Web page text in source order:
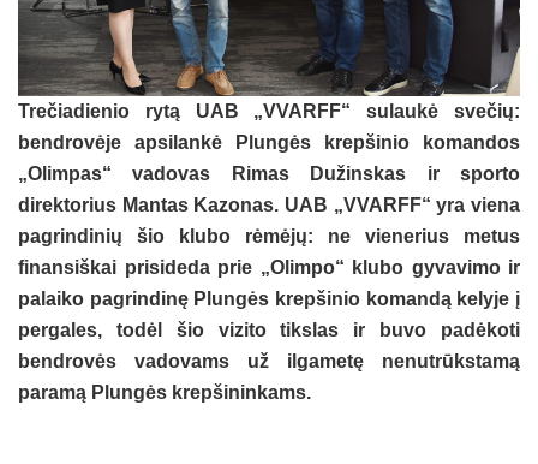
Trečiadienio rytą UAB „VVARFF“ sulaukė svečių:
bendrovėje apsilankė Plungės krepšinio komandos
„Olimpas“ vadovas Rimas Dužinskas ir sporto
direktorius Mantas Kazonas. UAB „VVARFF“ yra viena
pagrindinių šio klubo rėmėjų: ne vienerius metus
finansiškai prisideda prie „Olimpo“ klubo gyvavimo ir
palaiko pagrindinę Plungės krepšinio komandą kelyje į
pergales, todėl šio vizito tikslas ir buvo padėkoti
bendrovės vadovams už ilgametę nenutrūkstamą
paramą Plungės krepšininkams.